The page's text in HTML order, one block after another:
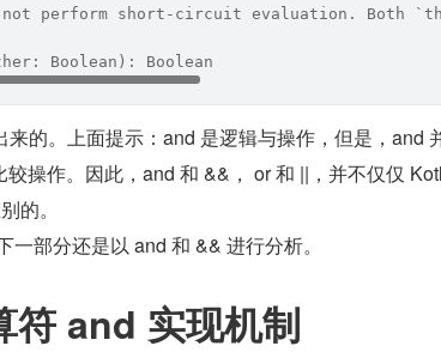
perform short-circuit evaluation. Both
Boolean): Boolean
的。上面提示：and 是逻辑与操作，但是，and
操作。因此，and 和 &&， or 和 ||，并不仅仅
的。
部分还是以 and 和 && 进行分析。
and 实现机制